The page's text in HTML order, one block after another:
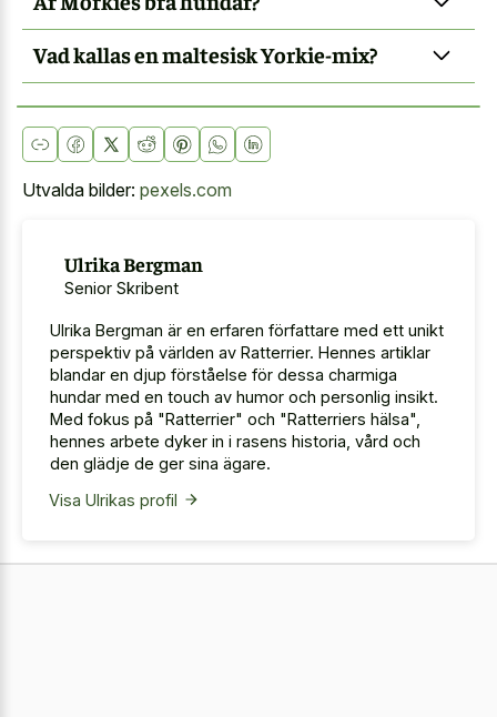
Vad kallas en maltesisk Yorkie-mix?
Utvalda bilder: pexels.com
Ulrika Bergman
Senior Skribent
Ulrika Bergman är en erfaren författare med ett unikt
perspektiv på världen av Ratterrier. Hennes artiklar
blandar en djup förståelse för dessa charmiga
hundar med en touch av humor och personlig insikt.
Med fokus på "Ratterrier" och "Ratterriers hälsa",
hennes arbete dyker in i rasens historia, vård och
den glädje de ger sina ägare.
Visa Ulrikas profil